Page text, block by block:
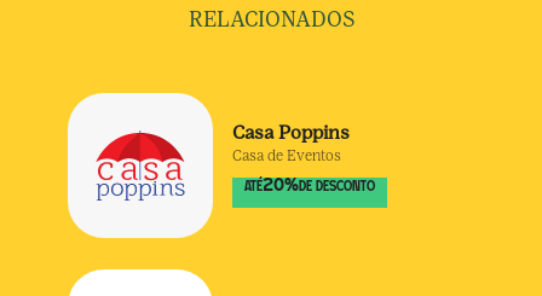
RELACIONADOS
Casa Poppins
Casa de Eventos
ATÉ20% DE DESCONTO